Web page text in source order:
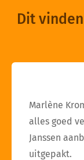
Dit
Marlène
alles goed
Janssen
uitgepakt.